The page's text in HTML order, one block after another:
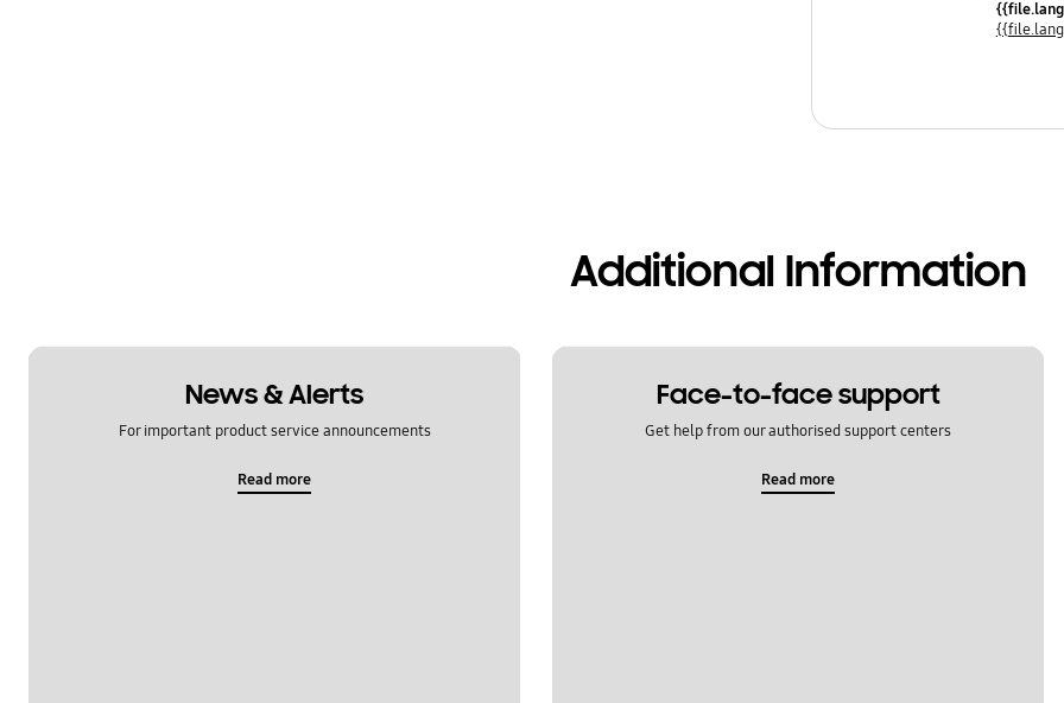
Additional Information
Face-to-face support
Get help from our authorised support centers
Read more
News & Alerts
For important product service announcements
Read more